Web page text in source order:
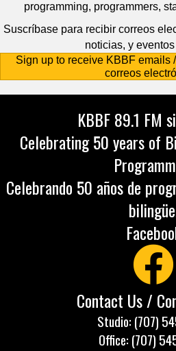
programming, programmers,
Suscríbase para recibir correos
noticias, y
Sign up to receive KBBF emails
correos
KBBF 89.1 FM
Celebrating 50 years of
Celebrando 50 años de
Contact Us /
Studio: (707)
Office: (707)